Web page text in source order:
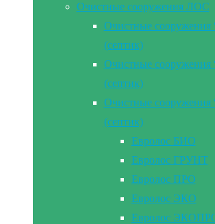
Очистные сооружения ЛОС
Очистные сооружения
(септик)
Очистные сооружения
(септик)
Очистные сооружения
(септик)
Евролос БИО
Евролос ГРУНТ
Евролос ПРО
Евролос ЭКО
Евролос